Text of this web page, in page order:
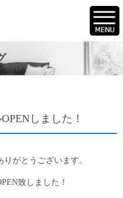
しました！
がとうございます。
致しました！